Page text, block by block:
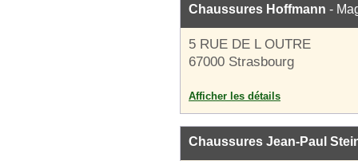
Chaussures Hoffmann -
5 RUE DE L OUTRE
67000 Strasbourg
Afficher les détails
Chaussures Jean-Paul